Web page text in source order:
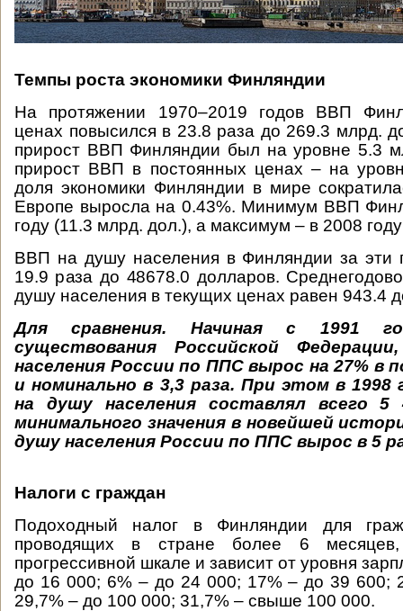
Темпы роста экономики Финляндии
На протяжении 1970–2019 годов ВВП
ценах повысился в 23.8 раза до 269.3 млрд.
прирост ВВП Финляндии был на уровне 5.3
прирост ВВП в постоянных ценах – на
доля экономики Финляндии в мире
Европе выросла на 0.43%. Минимум ВВП
году (11.3 млрд. дол.), а максимум – в 2008
ВВП на душу населения в Финляндии за эти
19.9 раза до 48678.0 долларов.
душу населения в текущих ценах равен 943.4
Для сравнения. Начиная с 1991
существования Российской
населения России по ППС вырос на 27% в
и номинально в 3,3 раза. При этом в
на душу населения составлял всего
минимального значения в новейшей
душу населения России по ППС вырос в 5
Налоги с граждан
Подоходный налог в Финляндии для
проводящих в стране более 6 месяцев,
прогрессивной шкале и зависит от уровня
до 16 000; 6% – до 24 000; 17% – до 39 600;
29,7% – до 100 000; 31,7% – свыше 100 000.